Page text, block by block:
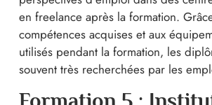
en freelance après la formation.
compétences acquises et aux
utilisés pendant la formation, les
souvent très recherchées par les